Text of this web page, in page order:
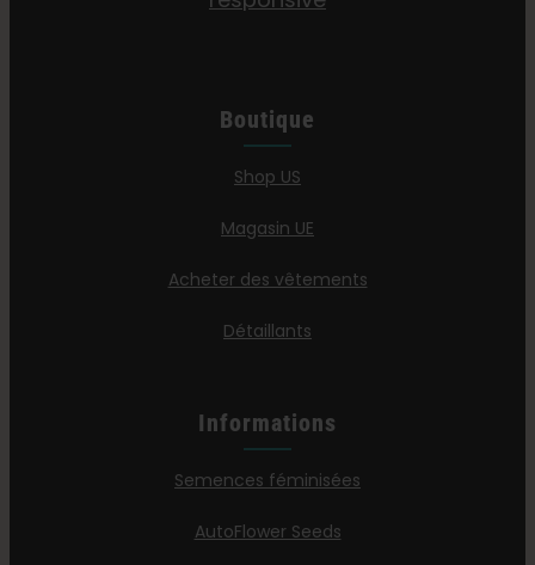
Boutique
Shop US
Magasin UE
Acheter des vêtements
Détaillants
Informations
Semences féminisées
AutoFlower Seeds